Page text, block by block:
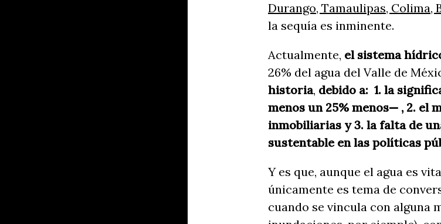
Durango, Tamaulipas, Colima,
la sequía es inminente.
Actualmente, el sistema
26% del agua del Valle de
historia, debido a: 1. la
menos un 25% menos— , 2. el
inmobiliarias y 3. la falta de
sustentable en las políticas
Y es que, aunque el agua es
únicamente es tema de
cuando se vincula con alguna